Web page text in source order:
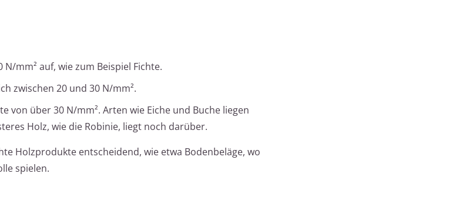
mm² auf, wie zum Beispiel Fichte.
zwischen 20 und 30 N/mm².
von über 30 N/mm². Arten wie Eiche und Buche liegen
Holz, wie die Robinie, liegt noch darüber.
Holzprodukte entscheidend, wie etwa Bodenbeläge, wo
spielen.